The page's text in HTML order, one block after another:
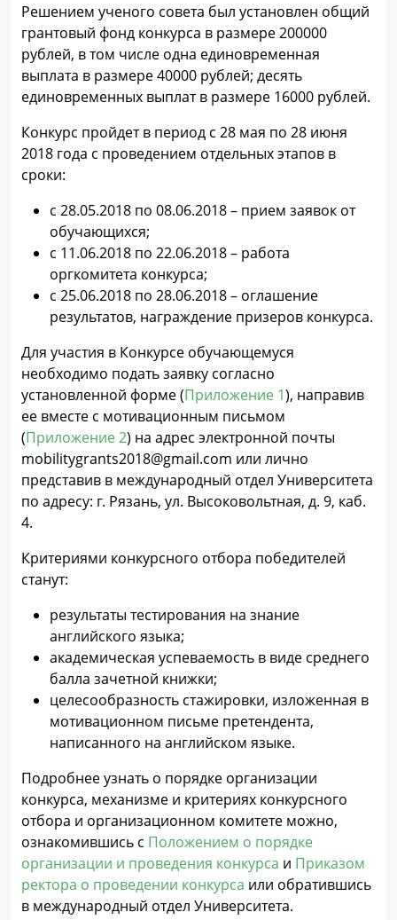
Решением ученого совета был установлен общий
грантовый фонд конкурса в размере 200000
рублей, в том числе одна единовременная
выплата в размере 40000 рублей; десять
единовременных выплат в размере 16000 рублей.
Конкурс пройдет в период с 28 мая по 28 июня
2018 года с проведением отдельных этапов в
сроки:
с 28.05.2018 по 08.06.2018 – прием заявок от
обучающихся;
с 11.06.2018 по 22.06.2018 – работа
оргкомитета конкурса;
с 25.06.2018 по 28.06.2018 – оглашение
результатов, награждение призеров конкурса.
Для участия в Конкурсе обучающемуся
необходимо подать заявку согласно
установленной форме (Приложение 1), направив
ее вместе с мотивационным письмом
(Приложение 2) на адрес электронной почты
mobilitygrants2018@gmail.com или лично
представив в международный отдел Университета
по адресу: г. Рязань, ул. Высоковольтная, д. 9, каб.
4.
Критериями конкурсного отбора победителей
станут:
результаты тестирования на знание
английского языка;
академическая успеваемость в виде среднего
балла зачетной книжки;
целесообразность стажировки, изложенная в
мотивационном письме претендента,
написанного на английском языке.
Подробнее узнать о порядке организации
конкурса, механизме и критериях конкурсного
отбора и организационном комитете можно,
ознакомившись с Положением о порядке
организации и проведения конкурса и Приказом
ректора о проведении конкурса или обратившись
в международный отдел Университета.